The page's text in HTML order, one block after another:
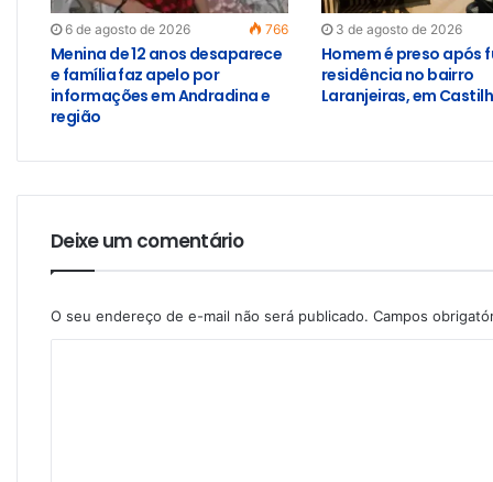
6 de agosto de 2026 766
Menina de 12 anos desaparece
e família faz apelo por
informações em Andradina e
região
3 de agosto de 2026
Homem é preso após
residência no bairro
Laranjeiras, em
Deixe um comentário
O seu endereço de e-mail não será publicado. Campos